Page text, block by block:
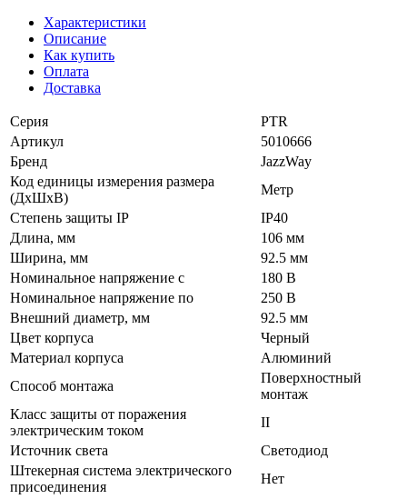
Характеристики
Описание
Как купить
Оплата
Доставка
Серия
PTR
Артикул
5010666
Бренд
JazzWay
Код единицы измерения размера
(ДхШхВ)
Метр
Степень защиты IP
IP40
Длина, мм
106 мм
Ширина, мм
92.5 мм
Номинальное напряжение с
180 В
Номинальное напряжение по
250 В
Внешний диаметр, мм
92.5 мм
Цвет корпуса
Черный
Материал корпуса
Алюминий
Способ монтажа
Поверхностный
монтаж
Класс защиты от поражения
электрическим током
II
Источник света
Светодиод
Штекерная система электрического
присоединения
Нет